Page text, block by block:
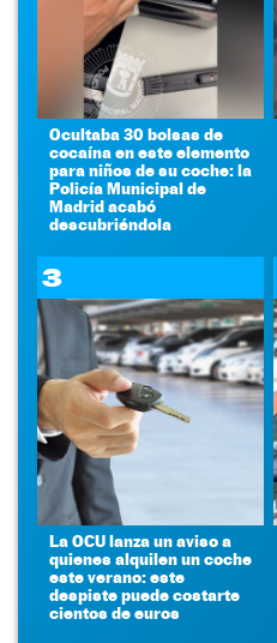
Ocultaba 30 bolsas de
cocaína en este elemento
para niños de su coche: la
Policía Municipal de
Madrid acabó
descubriéndola
3
La OCU lanza un aviso a
quienes alquilen un coche
este verano: este
despiste puede costarte
cientos de euros